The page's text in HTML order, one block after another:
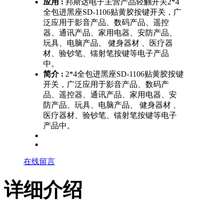
应用 : 邦斯达电子主营产品轻触开关2*4
全包进黑座SD-1106贴黄胶按键开关，广
泛应用于影音产品、数码产品、遥控
器、通讯产品、家用电器、安防产品、
玩具、电脑产品、 健身器材 、医疗器
材、验钞笔、镭射笔按键等电子产品
中。
简介 : 2*4全包进黑座SD-1106贴黄胶按键
开关，广泛应用于影音产品、数码产
品、遥控器、通讯产品、家用电器、安
防产品、玩具、电脑产品、 健身器材 、
医疗器材、验钞笔、镭射笔按键等电子
产品中。
在线留言
详细介绍